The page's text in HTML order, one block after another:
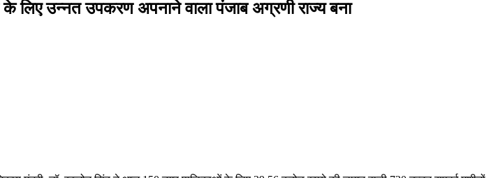
उन्नत उपकरण अपनाने वाला पंजाब अग्रणी राज्य बना